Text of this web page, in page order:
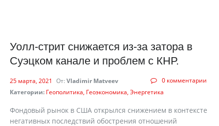
Уолл-стрит снижается из-за затора в
Суэцком канале и проблем с КНР.
0 комментарии
25 марта, 2021 От: Vladimir Matveev
Категории: Геополитика Геоэкономика Энергетика
Фондовый рынок в США открылся снижением в контексте
негативных последствий обострения отношений